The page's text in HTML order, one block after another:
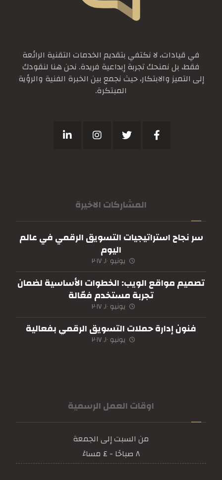
في قيادات، لا نكتفي بتقديم الخدمات التقنية الرائعة
فقط، بل نمنحك تجربة إبداعية فريدة. نحن هنا لنقودك
إلى التميز والابتكار، حيث نجمع بين الخبرة الفنية والرؤية
المبتكرة.
المشاركات الاخيرة
سر نجاح استراتيجيات التسويق الرقمي في عالم
اليوم
يونيو ١٠, ٢٠١٧
تصميم مواقع الويب: الخطوات الأساسية لضمان
تجربة مستخدم فعّالة
يونيو ١٠, ٢٠١٧
فنون إدارة حملات التسويق الرقمي بفعالية
يونيو ١٠, ٢٠١٧
اوقات العمل الرسمية
من السبت إلى الجمعة
٨ صباحًا - ٤ مساءً